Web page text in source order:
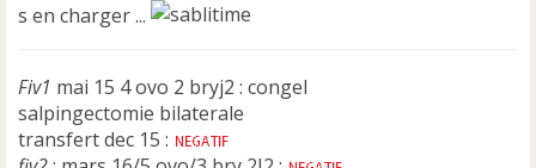
s en charger ...
Fiv1 mai 15 4 ovo 2 bryj2 : congel
salpingectomie bilaterale
transfert dec 15 :